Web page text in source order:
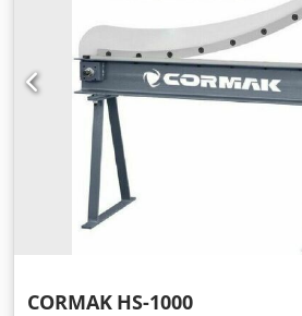
CORMAK HS-1000